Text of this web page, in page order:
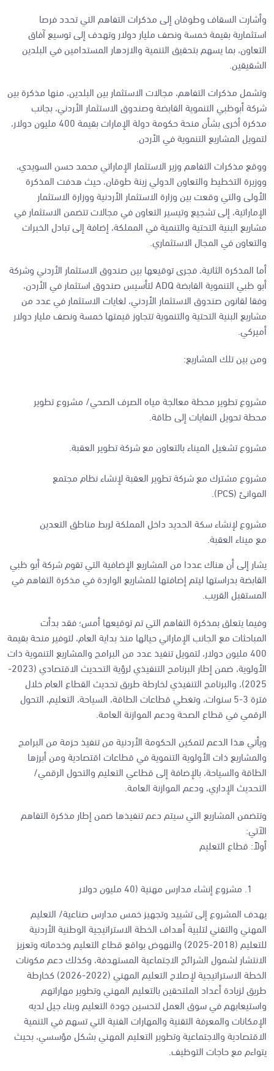
وأشارت السقاف وطوقان إلى مذكرات التفاهم التي تحدد فرصا
استثمارية بقيمة خمسة ونصف مليار دولار وتهدف إلى توسيع آفاق
التعاون، بما يسهم بتحقيق التنمية والازدهار المستدامين في البلدين
الشقيقين.
وتشمل مذكرات التفاهم، مجالات الاستثمار بين البلدين، منها مذكرة بين
شركة أبوظبي التنموية القابضة وصندوق الاستثمار الأردني، بجانب
مذكرة أخرى بشأن منحة حكومة دولة الإمارات بقيمة 400 مليون دولار،
لتمويل المشاريع التنموية في الأردن.
ووقع مذكرات التفاهم وزير الاستثمار الإماراتي محمد حسن السويدي،
ووزيرة التخطيط والتعاون الدولي زينة طوقان، حيث هدفت المذكرة
الأولى والتي وقعت بين وزارة الاستثمار الأردنية ووزارة الاستثمار
الإماراتية، إلى تشجيع وتيسير التعاون في مجالات تتضمن الاستثمار في
مشاريع البنية التحتية والتنمية في المملكة، إضافة إلى تبادل الخبرات
والتعاون في المجال الاستثماري.
أما المذكرة الثانية، فجرى توقيعها بين صندوق الاستثمار الأردني وشركة
أبو ظبي التنموية القابضة ADQ لتأسيس صندوق استثمار في الأردن،
وفقا لقانون صندوق الاستثمار الأردني، لغايات الاستثمار في عدد من
مشاريع البنية التحتية والتنموية تتجاوز قيمتها خمسة ونصف مليار دولار
أميركي.
ومن بين تلك المشاريع:
مشروع تطوير محطة معالجة مياه الصرف الصحي/ مشروع تطوير
محطة تحويل النفايات إلى طاقة.
مشروع تشغيل الميناء بالتعاون مع شركة تطوير العقبة.
مشروع مشترك مع شركة تطوير العقبة لإنشاء نظام مجتمع
الموانئ (PCS).
مشروع لإنشاء سكة الحديد داخل المملكة لربط مناطق التعدين
مع ميناء العقبة.
يشار إلى أن هناك عددا من المشاريع الإضافية التي تقوم شركة أبو ظبي
القابضة بدراستها ليتم إضافتها للمشاريع الواردة في مذكرة التفاهم في
المستقبل القريب.
وفيما يتعلق بمذكرة التفاهم التي تم توقيعها أمس؛ فقد بدأت
المباحثات مع الجانب الإماراتي حيالها منذ بداية العام، لتوفير منحة بقيمة
400 مليون دولار، لتمويل تنفيذ عدد من البرامج والمشاريع التنموية ذات
الأولوية، ضمن إطار البرنامج التنفيذي لرؤية التحديث الاقتصادي (2023-
2025)، والبرنامج التنفيذي لخارطة طريق تحديث القطاع العام خلال
فترة 3-5 سنوات، وتغطي قطاعات الطاقة، السياحة، التعليم، التحول
الرقمي في قطاع الصحة ودعم الموازنة العامة.
ويأتي هذا الدعم لتمكين الحكومة الأردنية من تنفيذ حزمة من البرامج
والمشاريع ذات الأولوية التنموية في قطاعات اقتصادية ومن أبرزها
الطاقة والسياحة، بالإضافة إلى قطاعي التعليم والتحول الرقمي/
التحديث الإداري، ودعم الموازنة العامة.
وتتضمن المشاريع التي سيتم دعم تنفيذها ضمن إطار مذكرة التفاهم
الآتي:
أولاً: قطاع التعليم
مشروع إنشاء مدارس مهنية (40 مليون دولار
يهدف المشروع إلى تشييد وتجهيز خمس مدارس صناعية/ التعليم
المهني والتقني لتلبية أهداف الخطة الاستراتيجية الوطنية الأردنية
للتعليم (2018-2025) والنهوض بواقع قطاع التعليم وخدماته وتعزيز
الانتشار لشمول الشرائح الاجتماعية المستهدفة، وكذلك دعم مكونات
الخطة الاستراتيجية لإصلاح التعليم المهني (2022-2026) كخارطة
طريق لزيادة أعداد الملتحقين بالتعليم المهني وتطوير مهاراتهم
واستيعابهم في سوق العمل لتحسين جودة التعليم وبناء جيل لديه
الإمكانات والمعرفة التقنية والمهارات الفنية التي تسهم في التنمية
الاقتصادية والاجتماعية وتطوير التعليم المهني بشكل مؤسسي، بحيث
يتواءم مع حاجات التوظيف.